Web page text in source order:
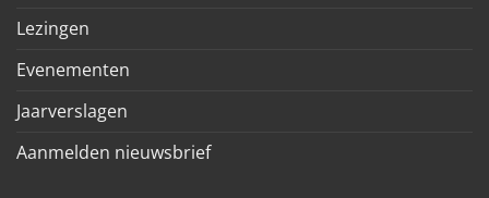
Lezingen
Evenementen
Jaarverslagen
Aanmelden nieuwsbrief